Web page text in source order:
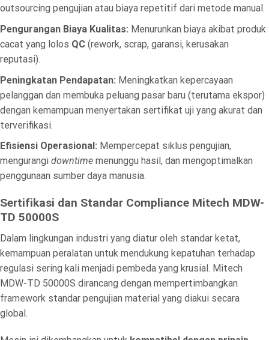
outsourcing pengujian atau biaya repetitif dari metode manual.
Pengurangan Biaya Kualitas: Menurunkan biaya akibat produk
cacat yang lolos QC (rework, scrap, garansi, kerusakan
reputasi).
Peningkatan Pendapatan: Meningkatkan kepercayaan
pelanggan dan membuka peluang pasar baru (terutama ekspor)
dengan kemampuan menyertakan sertifikat uji yang akurat dan
terverifikasi.
Efisiensi Operasional: Mempercepat siklus pengujian,
mengurangi downtime menunggu hasil, dan mengoptimalkan
penggunaan sumber daya manusia.
Sertifikasi dan Standar Compliance Mitech MDW-
TD 50000S
Dalam lingkungan industri yang diatur oleh standar ketat,
kemampuan peralatan untuk mendukung kepatuhan terhadap
regulasi sering kali menjadi pembeda yang krusial. Mitech
MDW-TD 50000S dirancang dengan mempertimbangkan
framework standar pengujian material yang diakui secara
global.